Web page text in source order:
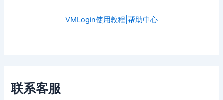
VMLogin使用教程|帮助中心
联系客服